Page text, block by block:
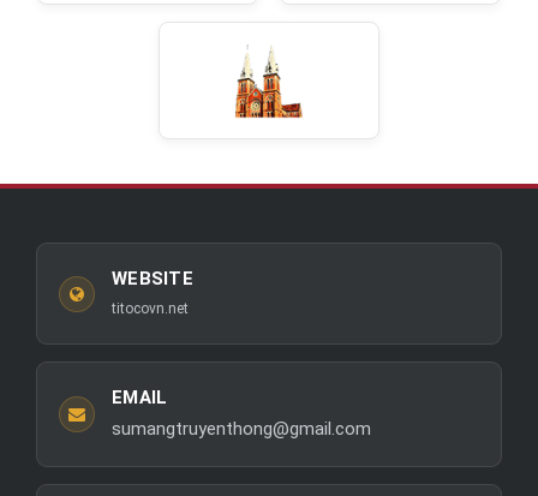
WEBSITE
titocovn.net
EMAIL
sumangtruyenthong@gmail.com